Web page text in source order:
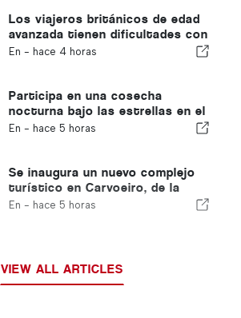
Los viajeros británicos de edad
avanzada tienen dificultades con
los nuevos controles de huellas
En - hace 4 horas
Participa en una cosecha
nocturna bajo las estrellas en el
Alentejo
En - hace 5 horas
Se inaugura un nuevo complejo
turístico en Carvoeiro, de la
mano de Carvoeiro Branco
En - hace 5 horas
VIEW ALL ARTICLES